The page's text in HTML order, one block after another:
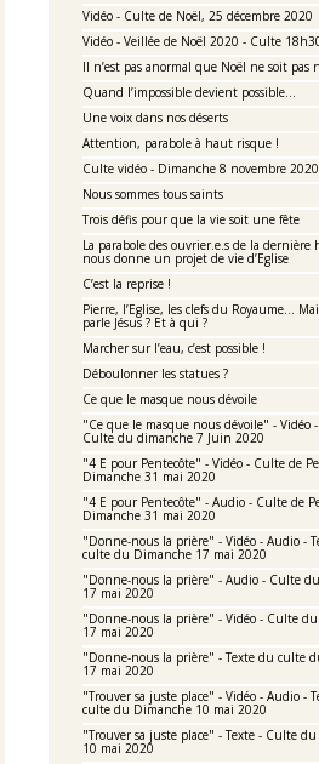
Vidéo - Culte de Noël, 25 décembre 2020
Vidéo - Veillée de Noël 2020 - Culte
Il n’est pas anormal que Noël ne soit pas
Quand l’impossible devient possible…
Une voix dans nos déserts
Attention, parabole à haut risque !
Culte vidéo - Dimanche 8 novembre 2020
Nous sommes tous saints
Trois défis pour que la vie soit une fête
La parabole des ouvrier.e.s de la dernière
nous donne un projet de vie d’Eglise
C’est la reprise !
Pierre, l’Eglise, les clefs du Royaume…
parle Jésus ? Et à qui ?
Marcher sur l’eau, c’est possible !
Déboulonner les statues ?
Ce que le masque nous dévoile
"Ce que le masque nous dévoile" - Vidéo
Culte du dimanche 7 Juin 2020
"4 E pour Pentecôte" - Vidéo - Culte de
Dimanche 31 mai 2020
"4 E pour Pentecôte" - Audio - Culte de
Dimanche 31 mai 2020
"Donne-nous la prière" - Vidéo - Audio -
culte du Dimanche 17 mai 2020
"Donne-nous la prière" - Audio - Culte
17 mai 2020
"Donne-nous la prière" - Vidéo - Culte
17 mai 2020
"Donne-nous la prière" - Texte du culte
17 mai 2020
"Trouver sa juste place" - Vidéo - Audio -
culte du Dimanche 10 mai 2020
"Trouver sa juste place" - Texte - Culte
10 mai 2020